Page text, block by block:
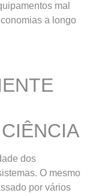
mal
a longo
dos
O mesmo
por vários